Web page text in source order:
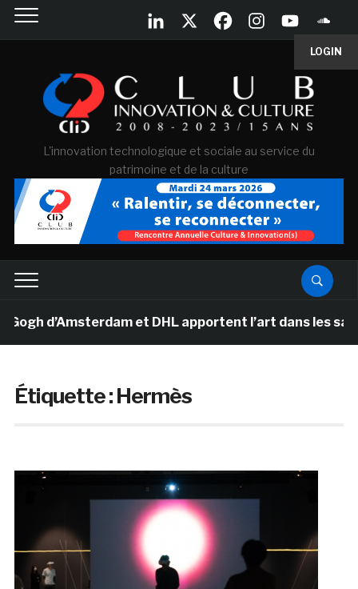
LOGIN
L'innovation technologique et sociale au service du
patrimoine et de la culture
d’Amsterdam et DHL apportent l’art dans les salles
Étiquette :Hermès